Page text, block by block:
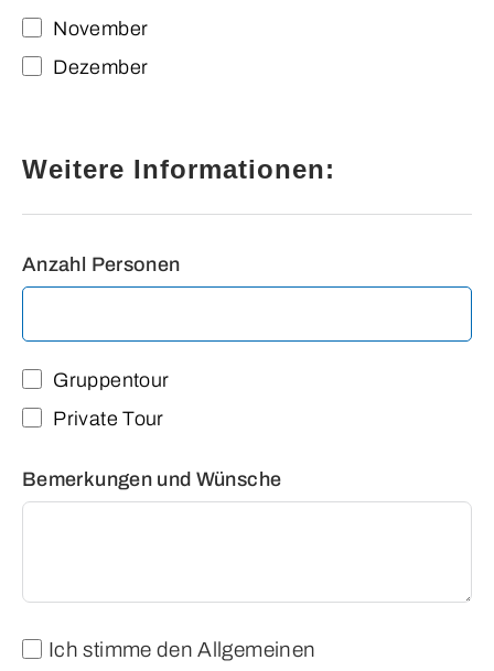
November
Dezember
Weitere Informationen:
Anzahl Personen
Gruppentour
Private Tour
Bemerkungen und Wünsche
Ich stimme denAllgemeinen